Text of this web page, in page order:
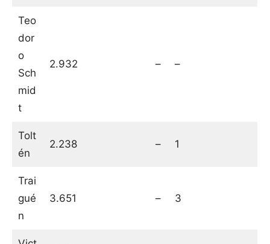
Teo
dor
o
Sch
mid
t
2.932 – –
Tolt
én
2.238 – 1
Trai
gué
n
3.651 – 3